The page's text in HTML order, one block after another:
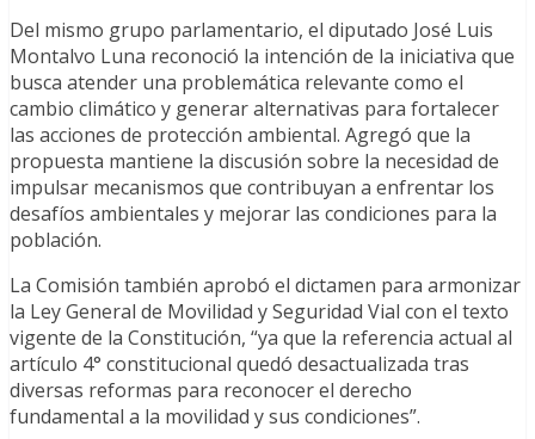
Del mismo grupo parlamentario, el diputado José Luis
Montalvo Luna reconoció la intención de la iniciativa que
busca atender una problemática relevante como el
cambio climático y generar alternativas para fortalecer
las acciones de protección ambiental. Agregó que la
propuesta mantiene la discusión sobre la necesidad de
impulsar mecanismos que contribuyan a enfrentar los
desafíos ambientales y mejorar las condiciones para la
población.
La Comisión también aprobó el dictamen para armonizar
la Ley General de Movilidad y Seguridad Vial con el texto
vigente de la Constitución, “ya que la referencia actual al
artículo 4° constitucional quedó desactualizada tras
diversas reformas para reconocer el derecho
fundamental a la movilidad y sus condiciones”.